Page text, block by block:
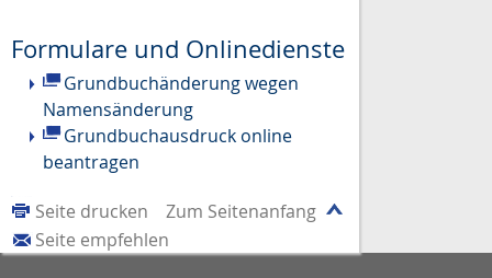
Formulare und Onlinedienste
Grundbuchänderung wegen
Namensänderung
Grundbuchausdruck online
beantragen
Zum Seitenanfang
Seite drucken
Seite empfehlen